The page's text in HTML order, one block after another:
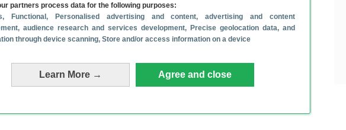
partners process data for the following purposes:
, Functional, Personalised advertising and content, advertising and content
audience research and services development, Precise geolocation data, and
through device scanning, Store and/or access information on a device
Learn More → Agree and close
Probeer deze 4 tips! (4 aug)
in beeld? Zo doe je dat op je Samsung (4 aug)
koel op hete zomerdagen (6 tips!)
batterijverbruik van de camera op je Samsung (1 aug)
eerder op onze website is verschenen. We hebben de informatie bijgewerkt en het